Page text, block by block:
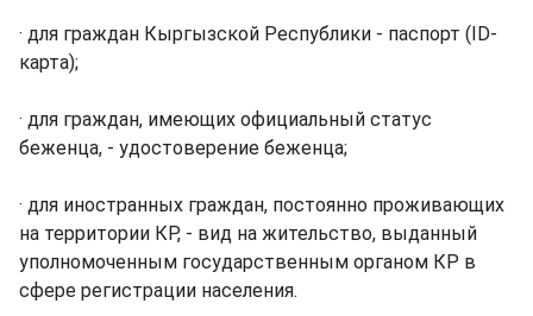
· для граждан Кыргызской Республики - паспорт (ID-
карта);
· для граждан, имеющих официальный статус
беженца, - удостоверение беженца;
· для иностранных граждан, постоянно проживающих
на территории КР, - вид на жительство, выданный
уполномоченным государственным органом КР в
сфере регистрации населения.